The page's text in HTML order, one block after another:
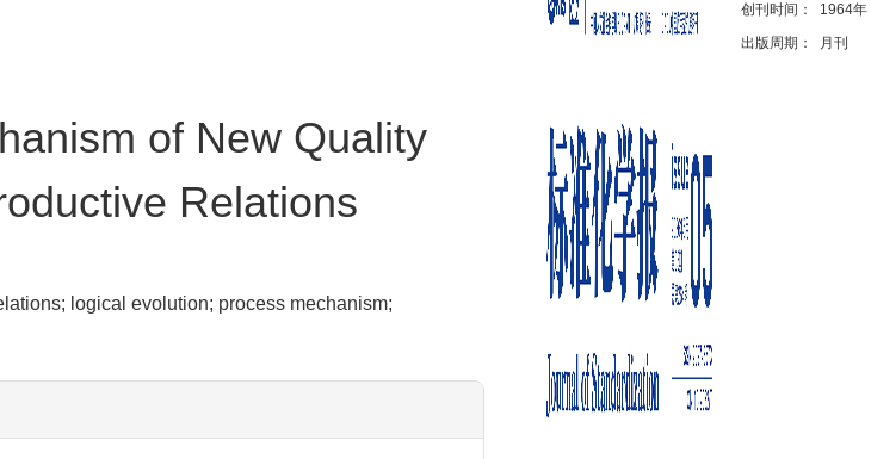
of New Quality
Relations
logical evolution; process mechanism;
创刊时间：
1964年
出版周期：
月刊